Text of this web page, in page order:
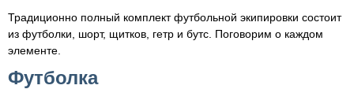
Традиционно полный комплект футбольной экипировки состоит
из футболки, шорт, щитков, гетр и бутс. Поговорим о каждом
элементе.
Футболка